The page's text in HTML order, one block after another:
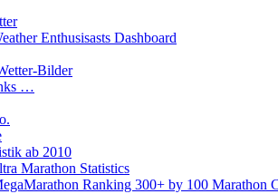
Enthusisasts Dashboard
Bilder
…
ab 2010
Marathon Statistics
Ranking 300+ by 100 Marathon